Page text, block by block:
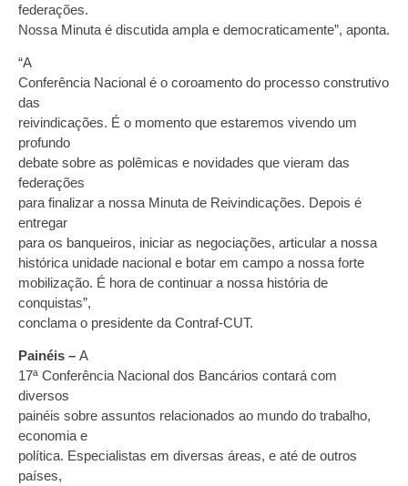
federações.
Nossa Minuta é discutida ampla e democraticamente”, aponta.
“A
Conferência Nacional é o coroamento do processo construtivo
das
reivindicações. É o momento que estaremos vivendo um
profundo
debate sobre as polêmicas e novidades que vieram das
federações
para finalizar a nossa Minuta de Reivindicações. Depois é
entregar
para os banqueiros, iniciar as negociações, articular a nossa
histórica unidade nacional e botar em campo a nossa forte
mobilização. É hora de continuar a nossa história de
conquistas”,
conclama o presidente da Contraf-CUT.
Painéis – A
17ª Conferência Nacional dos Bancários contará com
diversos
painéis sobre assuntos relacionados ao mundo do trabalho,
economia e
política. Especialistas em diversas áreas, e até de outros
países,